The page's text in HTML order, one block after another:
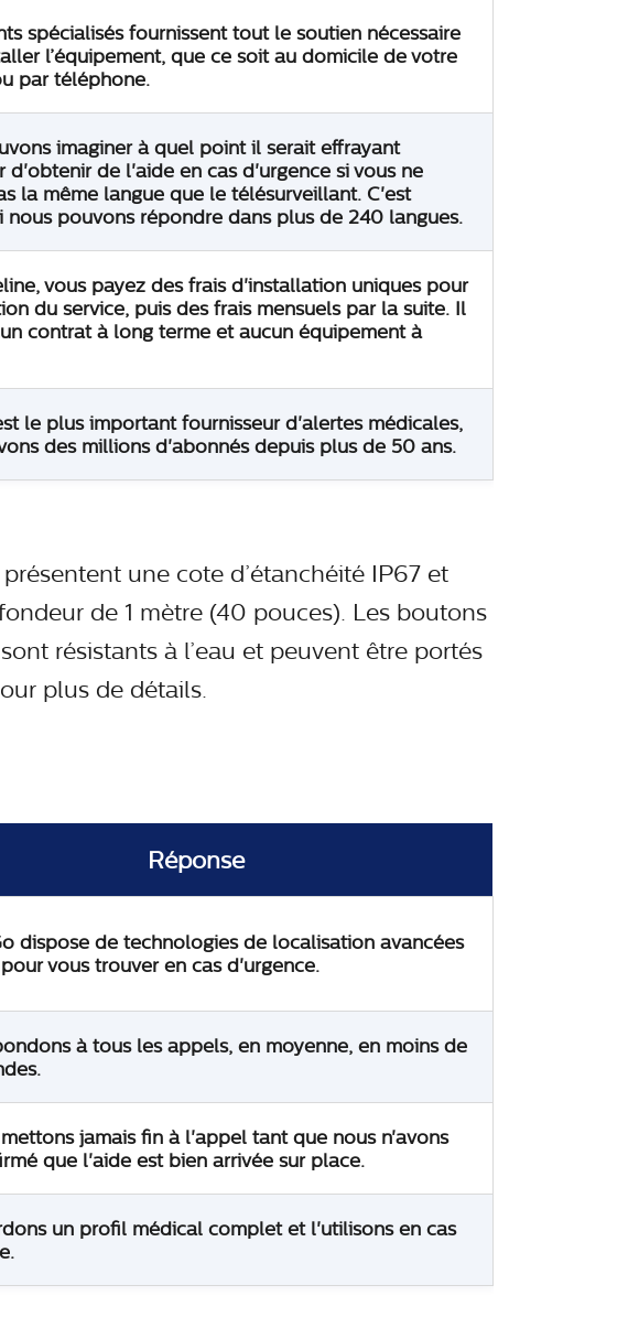
spécialisés fournissent tout le soutien nécessaire
l’équipement, que ce soit au domicile de votre
par téléphone.
imaginer à quel point il serait effrayant
d'obtenir de l'aide en cas d'urgence si vous ne
la même langue que le télésurveillant. C'est
nous pouvons répondre dans plus de 240 langues.
vous payez des frais d'installation uniques pour
du service, puis des frais mensuels par la suite. Il
contrat à long terme et aucun équipement à
le plus important fournisseur d'alertes médicales,
des millions d'abonnés depuis plus de 50 ans.
une cote d’étanchéité IP67 et
de 1 mètre (40 pouces). Les boutons
résistants à l’eau et peuvent être portés
plus de détails.
Réponse
dispose de technologies de localisation avancées
vous trouver en cas d'urgence.
à tous les appels, en moyenne, en moins de
jamais fin à l'appel tant que nous n'avons
que l'aide est bien arrivée sur place.
un profil médical complet et l'utilisons en cas